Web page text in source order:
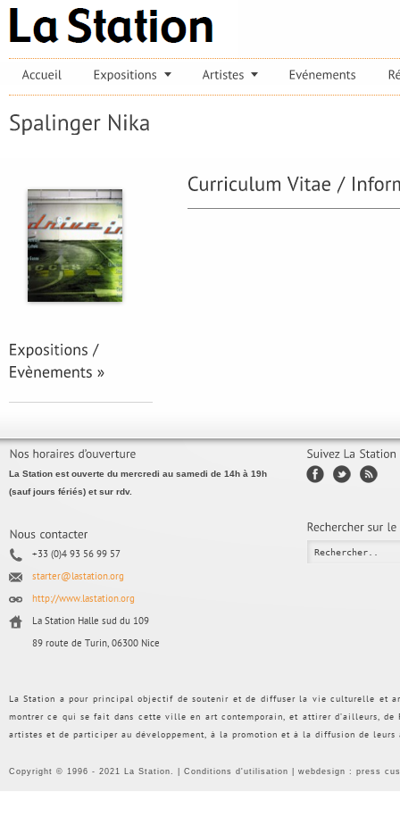
La Station est ouverte du mercredi au samedi de 14h à 19h
(sauf jours fériés) et sur rdv.
+33 (0)4 93 56 99 57
starter@lastation.org
http://www.lastation.org
La Station Halle sud du 109
89 route de Turin, 06300 Nice
La Station a pour principal objectif de soutenir et de diffuser la vie culturelle et
montrer ce qui se fait dans cette ville en art contemporain, et attirer d’ailleurs, de
artistes et de participer au développement, à la promotion et à la diffusion de
Copyright © 1996 - 2021 La Station. | Conditions d'utilisation | webdesign : press